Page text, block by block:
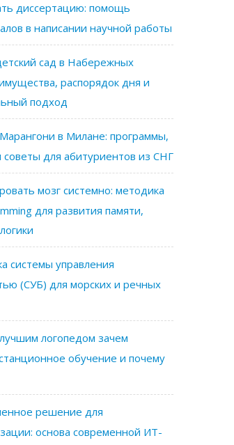
диссертацию: помощь
в написании научной работы
сад в Набережных
распорядок дня и
подход
в Милане: программы,
советы для абитуриентов из СНГ
мозг системно: методика
для развития памяти,
системы управления
(СУБ) для морских и речных
логопедом зачем
обучение и почему
решение для
основа современной ИТ-